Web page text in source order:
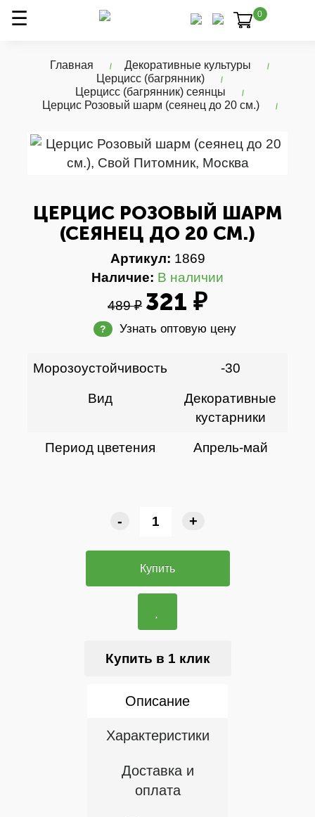
0
Главная
Декоративные культуры
Церцисс (багрянник)
Церцисс (багрянник) сеянцы
Церцис Розовый шарм (сеянец до 20 см.)
ЦЕРЦИС РОЗОВЫЙ ШАРМ
(СЕЯНЕЦ ДО 20 СМ.)
Артикул: 1869
Наличие: В наличии
489 ₽ 321 ₽
? Узнать оптовую цену
Морозоустойчивость -30
Вид
Декоративные
кустарники
Период цветения Апрель-май
- +
Купить
Купить в 1 клик
Описание
Характеристики
Доставка и
оплата